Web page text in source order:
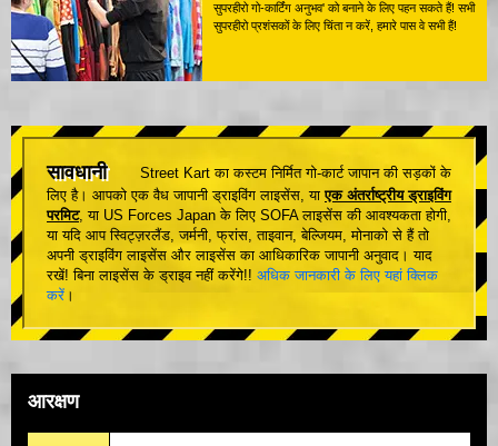
सुपरहीरो गो-कार्टिंग अनुभव' को बनाने के लिए पहन सकते हैं! सभी
सुपरहीरो प्रशंसकों के लिए चिंता न करें, हमारे पास वे सभी हैं!
सावधानी
Street Kart का कस्टम निर्मित गो-कार्ट जापान की सड़कों के
लिए है। आपको एक वैध जापानी ड्राइविंग लाइसेंस, याएक अंतर्राष्ट्रीय ड्राइविंग
परमिट, या US Forces Japan के लिए SOFA लाइसेंस की आवश्यकता होगी,
या यदि आप स्विट्ज़रलैंड, जर्मनी, फ्रांस, ताइवान, बेल्जियम, मोनाको से हैं तो
अपनी ड्राइविंग लाइसेंस और लाइसेंस का आधिकारिक जापानी अनुवाद। याद
रखें! बिना लाइसेंस के ड्राइव नहीं करेंगे!! अधिक जानकारी के लिए यहां क्लिक
करें ।
आरक्षण